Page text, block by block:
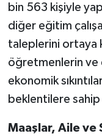
bin 563 kişiyle
diğer eğitim
taleplerini ortaya
öğretmenlerin ve
ekonomik
beklentilere sahip
Maaşlar, Aile ve